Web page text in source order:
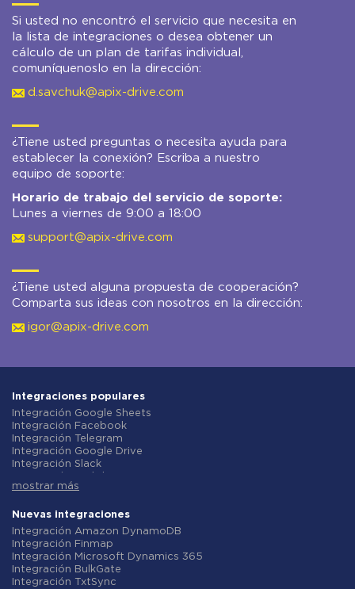
Si usted no encontró el servicio que necesita en
la lista de integraciones o desea obtener un
cálculo de un plan de tarifas individual,
comuníquenoslo en la dirección:
d.savchuk@apix-drive.com
¿Tiene usted preguntas o necesita ayuda para
establecer la conexión? Escriba a nuestro
equipo de soporte:
Horario de trabajo del servicio de soporte:
Lunes a viernes de 9:00 a 18:00
support@apix-drive.com
¿Tiene usted alguna propuesta de cooperación?
Comparta sus ideas con nosotros en la dirección:
igor@apix-drive.com
Integraciones populares
Integración Google Sheets
Integración Facebook
Integración Telegram
Integración Google Drive
Integración Slack
Integración Gmail
Integración ClickUp
Integración Airtable
Integración Google Contacts
Integración OpenAI (ChatGPT)
Integración Instagram
Integración ActiveCampaign
mostrar más
Nuevas integraciones
Integración Amazon DynamoDB
Integración Finmap
Integración Microsoft Dynamics 365
Integración BulkGate
Integración TxtSync